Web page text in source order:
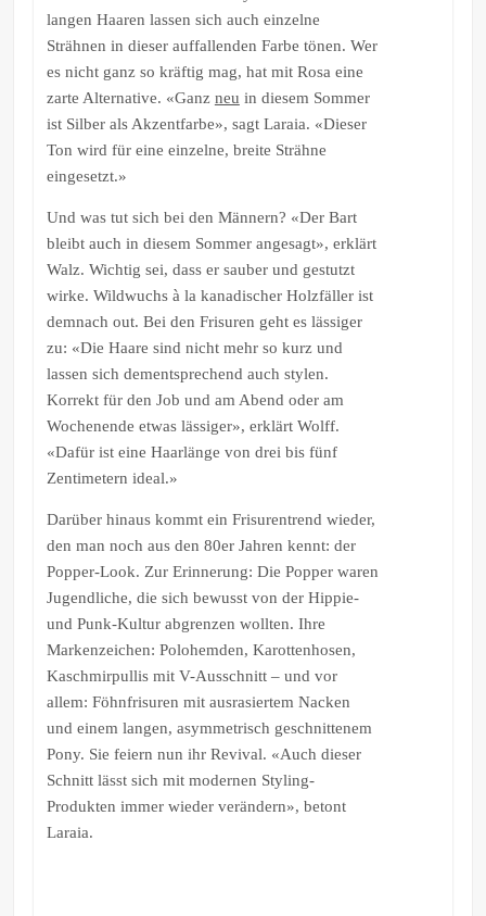
langen Haaren lassen sich auch einzelne
Strähnen in dieser auffallenden Farbe tönen. Wer
es nicht ganz so kräftig mag, hat mit Rosa eine
zarte Alternative. «Ganz neu in diesem Sommer
ist Silber als Akzentfarbe», sagt Laraia. «Dieser
Ton wird für eine einzelne, breite Strähne
eingesetzt.»
Und was tut sich bei den Männern? «Der Bart
bleibt auch in diesem Sommer angesagt», erklärt
Walz. Wichtig sei, dass er sauber und gestutzt
wirke. Wildwuchs à la kanadischer Holzfäller ist
demnach out. Bei den Frisuren geht es lässiger
zu: «Die Haare sind nicht mehr so kurz und
lassen sich dementsprechend auch stylen.
Korrekt für den Job und am Abend oder am
Wochenende etwas lässiger», erklärt Wolff.
«Dafür ist eine Haarlänge von drei bis fünf
Zentimetern ideal.»
Darüber hinaus kommt ein Frisurentrend wieder,
den man noch aus den 80er Jahren kennt: der
Popper-Look. Zur Erinnerung: Die Popper waren
Jugendliche, die sich bewusst von der Hippie-
und Punk-Kultur abgrenzen wollten. Ihre
Markenzeichen: Polohemden, Karottenhosen,
Kaschmirpullis mit V-Ausschnitt – und vor
allem: Föhnfrisuren mit ausrasiertem Nacken
und einem langen, asymmetrisch geschnittenem
Pony. Sie feiern nun ihr Revival. «Auch dieser
Schnitt lässt sich mit modernen Styling-
Produkten immer wieder verändern», betont
Laraia.